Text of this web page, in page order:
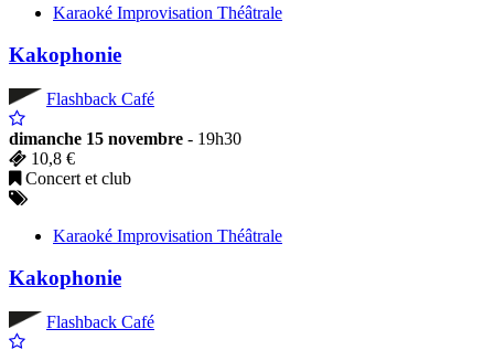
Karaoké Improvisation Théâtrale
Kakophonie
Flashback Café
dimanche 15 novembre - 19h30
10,8 €
Concert et club
Karaoké Improvisation Théâtrale
Kakophonie
Flashback Café